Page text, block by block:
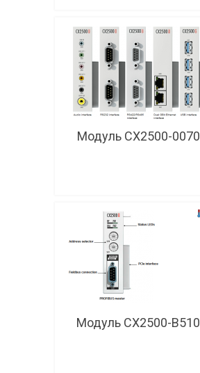
Модуль CX2500-0070
Модуль CX2500-B510